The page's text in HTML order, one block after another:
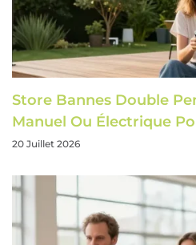
Store Bannes Double
Manuel Ou Électrique
20 Juillet 2026